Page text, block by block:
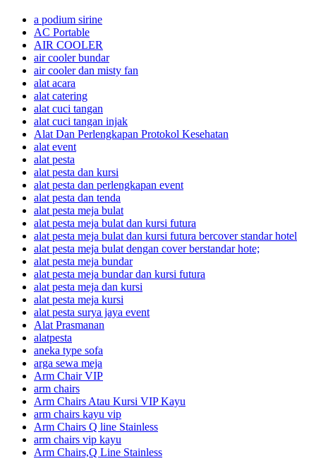
a podium sirine
AC Portable
AIR COOLER
air cooler bundar
air cooler dan misty fan
alat acara
alat catering
alat cuci tangan
alat cuci tangan injak
Alat Dan Perlengkapan Protokol Kesehatan
alat event
alat pesta
alat pesta dan kursi
alat pesta dan perlengkapan event
alat pesta dan tenda
alat pesta meja bulat
alat pesta meja bulat dan kursi futura
alat pesta meja bulat dan kursi futura bercover standar hotel
alat pesta meja bulat dengan cover berstandar hote;
alat pesta meja bundar
alat pesta meja bundar dan kursi futura
alat pesta meja dan kursi
alat pesta meja kursi
alat pesta surya jaya event
Alat Prasmanan
alatpesta
aneka type sofa
arga sewa meja
Arm Chair VIP
arm chairs
Arm Chairs Atau Kursi VIP Kayu
arm chairs kayu vip
Arm Chairs Q line Stainless
arm chairs vip kayu
Arm Chairs,Q Line Stainless